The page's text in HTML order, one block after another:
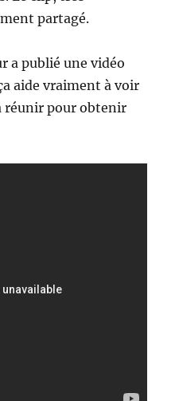
partagé.
a publié une vidéo
aide vraiment à voir
réunir pour obtenir